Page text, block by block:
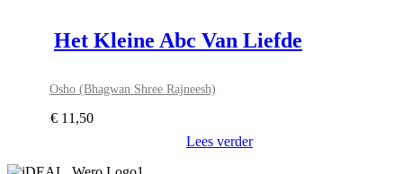
Het Kleine Abc Van Liefde
Osho (Bhagwan Shree Rajneesh)
€ 11,50
Lees verder